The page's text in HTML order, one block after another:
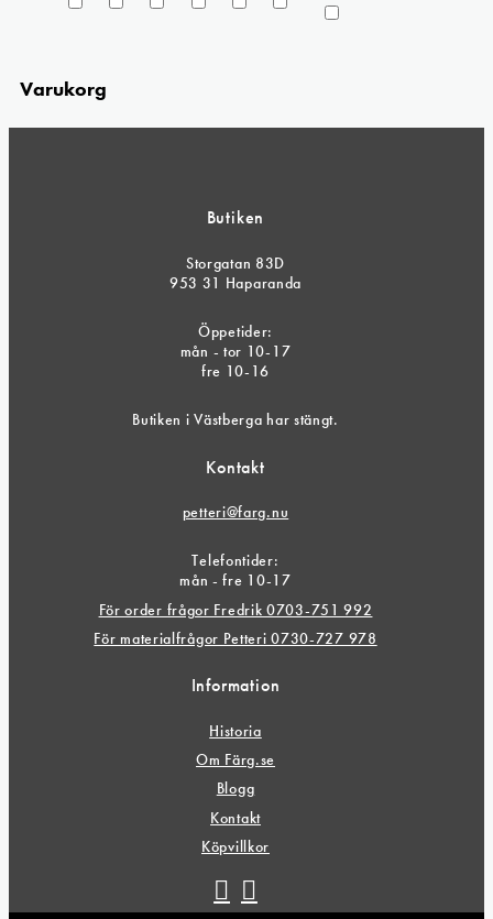
Varukorg
Butiken
Storgatan 83D
953 31 Haparanda
Öppetider:
mån - tor 10-17
fre 10-16
Butiken i Västberga har stängt.
Kontakt
petteri@farg.nu
Telefontider:
mån - fre 10-17
För order frågor Fredrik 0703-751 992
För materialfrågor Petteri 0730-727 978
Information
Historia
Om Färg.se
Blogg
Kontakt
Köpvillkor